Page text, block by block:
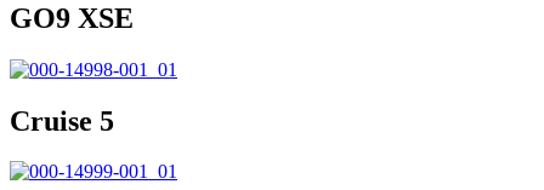
GO9 XSE
Cruise 5